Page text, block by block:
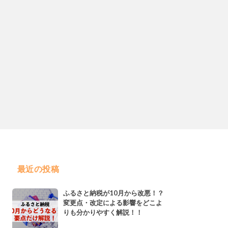
最近の投稿
ふるさと納税が10月から改悪！？
変更点・改定による影響をどこよ
りも分かりやすく解説！！